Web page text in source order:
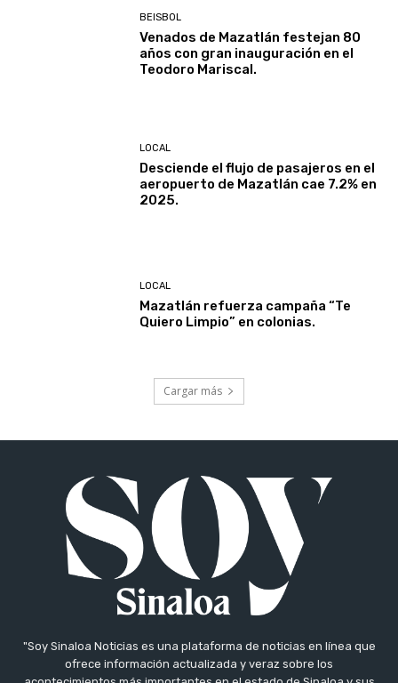
BEISBOL
Venados de Mazatlán festejan 80
años con gran inauguración en el
Teodoro Mariscal.
LOCAL
Desciende el flujo de pasajeros en el
aeropuerto de Mazatlán cae 7.2% en
2025.
LOCAL
Mazatlán refuerza campaña “Te
Quiero Limpio” en colonias.
Cargar más
"Soy Sinaloa Noticias es una plataforma de noticias en línea que
ofrece información actualizada y veraz sobre los